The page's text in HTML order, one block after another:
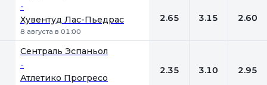
-
Хувентуд Лас-Пьедрас
8 августа в 01:00
2.65 3.15 2.60
Сентраль Эспаньол
-
Атлетико Прогресо
2.35 3.10 2.95